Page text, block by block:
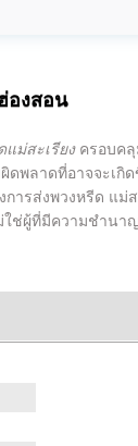
องสอน
แม่สะเรียงครอบคลุ
ดพลาดที่อาจจะเกิ
รส่งพวงหรีด แม่
ช่ผู้ที่มีความชำนา